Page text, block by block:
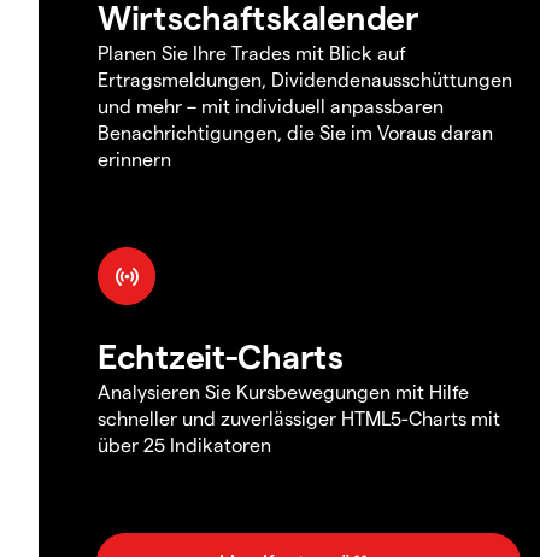
Wirtschaftskalender
Planen Sie Ihre Trades mit Blick auf
Ertragsmeldungen, Dividendenausschüttungen
und mehr – mit individuell anpassbaren
Benachrichtigungen, die Sie im Voraus daran
erinnern
Echtzeit-Charts
Analysieren Sie Kursbewegungen mit Hilfe
schneller und zuverlässiger HTML5-Charts mit
über 25 Indikatoren